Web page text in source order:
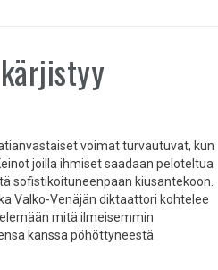
voimat turvautuvat, kun
joilla ihmiset saadaan peloteltua
sofistikoituneenpaan kiusantekoon.
Valko-Venäjän diktaattori kohtelee
mitä ilmeisemmin
kanssa pöhöttyneestä